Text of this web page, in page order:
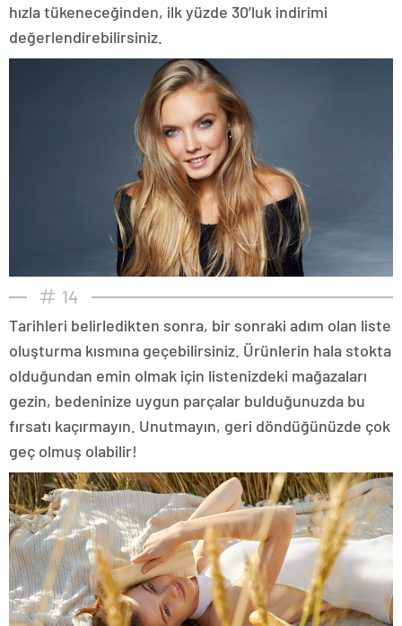
hızla tükeneceğinden, ilk yüzde 30’luk indirimi
değerlendirebilirsiniz.
14
Tarihleri belirledikten sonra, bir sonraki adım olan liste
oluşturma kısmına geçebilirsiniz. Ürünlerin hala stokta
olduğundan emin olmak için listenizdeki mağazaları
gezin, bedeninize uygun parçalar bulduğunuzda bu
fırsatı kaçırmayın. Unutmayın, geri döndüğünüzde çok
geç olmuş olabilir!